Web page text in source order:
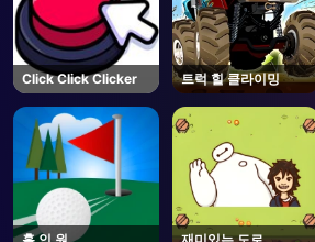
AD
Click Click Clicker 트럭 힐 클라이밍